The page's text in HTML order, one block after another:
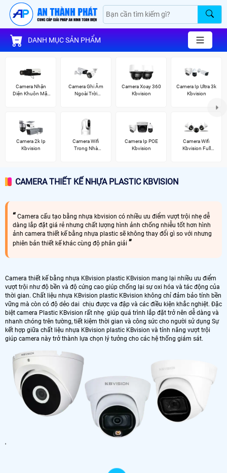
DANH MỤC SẢN PHẨM
Camera Nhận
Diện Khuôn Mặt
Camera Ghi Âm
Ngoài Trời
Camera Xoay 360
Kbvision
Camera Ip Ultra 3k
Kbvision
Camera 2k Ip
Kbvision
Camera Wifi
Trong Nhà
Camera Ip POE
Kbvision
Camera Wifi
Kbvision Full
CAMERA THIẾT KẾ NHỰA PLASTIC KBVISION
Camera cấu tạo bằng nhựa kbvision có nhiều ưu điểm vượt trội nhẹ dễ
dàng lắp đặt giá rẻ nhưng chất lượng hình ảnh chống nhiễu tốt hơn hình
ảnh camera thiết kế bằng nhựa plastic sẽ không thay đổi gì so với nhưng
phiên bản thiết kế khác cùng độ phân giải
Camera thiết kế bằng nhựa KBvision plastic KBvision mang lại nhiều ưu điểm
vượt trội như độ bền và độ cứng cao giúp chống lại sự oxi hóa và tác động của
thời gian. Chất liệu nhựa KBvision plastic KBvision không chỉ đảm bảo tính bền
vững mà còn có độ dẻo dai chịu được va đập và các điều kiện khắc nghiệt. Đặc
biệt camera Plastic KBvision rất nhẹ giúp quá trình lắp đặt trở nên dễ dàng và
nhanh chóng trên tường, tiết kiệm thời gian và công sức cho người sử dụng Sự
kết hợp giữa chất liệu nhựa KBvision plastic KBvision và tính năng vượt trội
giúp camera này trở thành lựa chọn lý tưởng cho các hệ thống giám sát.
'